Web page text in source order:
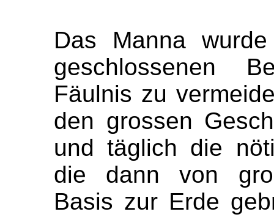
Das Manna
geschlossenen
Fäulnis zu
den grossen
und täglich die
die dann von
Basis zur Erde